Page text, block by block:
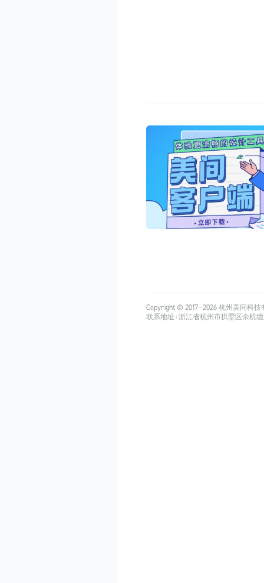
Copyright © 2017-2026杭州美间科技
联系地址：浙江省杭州市拱墅区余杭